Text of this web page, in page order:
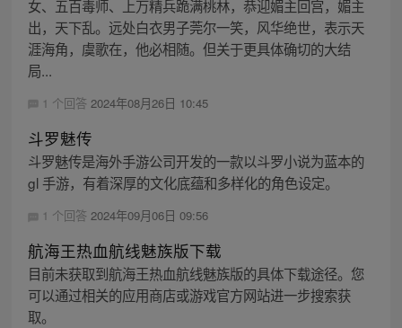
女、五百毒师、上万精兵跪满桃林，恭迎媚主回宫，媚主
出，天下乱。远处白衣男子莞尔一笑，风华绝世，表示天
涯海角，虞歌在，他必相随。但关于更具体确切的大结
局...
1 个回答 2024年08月26日 10:45
斗罗魅传
斗罗魅传是海外手游公司开发的一款以斗罗小说为蓝本的
gl 手游，有着深厚的文化底蕴和多样化的角色设定。
1 个回答 2024年09月06日 09:56
航海王热血航线魅族版下载
目前未获取到航海王热血航线魅族版的具体下载途径。您
可以通过相关的应用商店或游戏官方网站进一步搜索获
取。